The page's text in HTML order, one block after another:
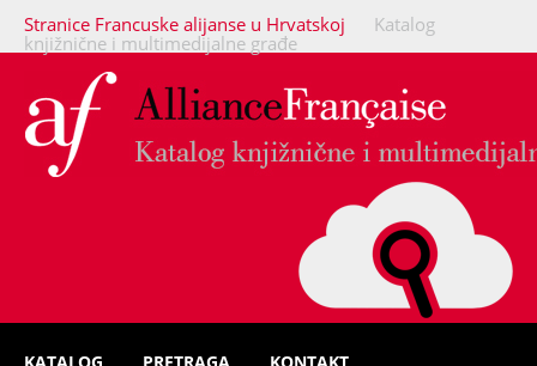
Stranice Francuske alijanse u Hrvatskoj
Katalog
knjižnične i multimedijalne građe